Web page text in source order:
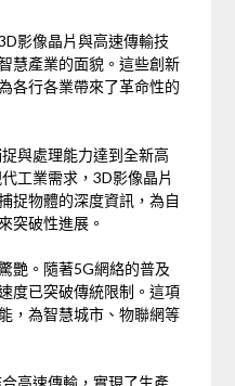
影像晶片與高速傳輸技
慧產業的面貌。這些創新
各行各業帶來了革命性的
與處理能力達到全新高
工業需求，3D影像晶片
捉物體的深度資訊，為自
突破性進展。
艷。隨著5G網絡的普及
度已突破傳統限制。這項
，為智慧城市、物聯網等
高速傳輸，實現了生產